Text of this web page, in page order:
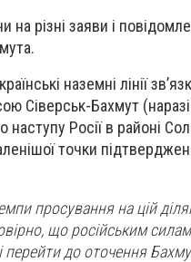
різні заяви і
наземні лінії
Сіверськ-Бахмут
Росії в районі
точки
просування на цій
що російським
до оточення